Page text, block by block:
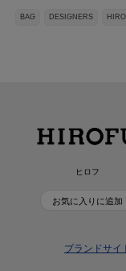
BAG DESIGNERS
ヒロフ
お気に入りに追加
ブランドサイ